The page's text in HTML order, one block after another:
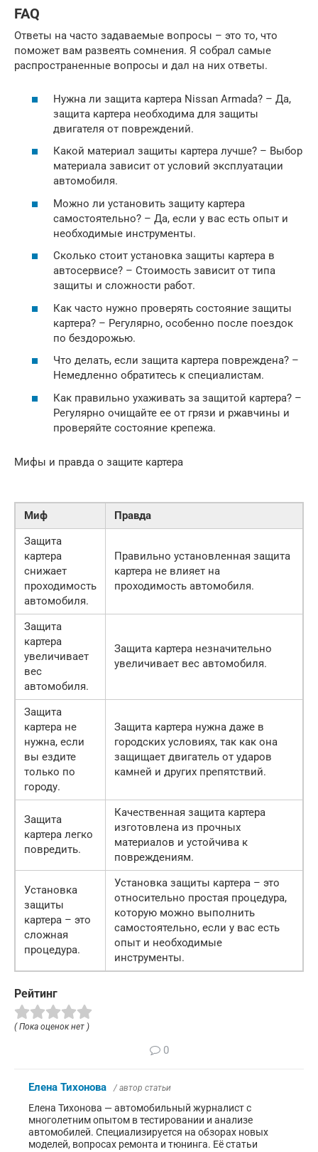
FAQ
Ответы на часто задаваемые вопросы – это то, что
поможет вам развеять сомнения. Я собрал самые
распространенные вопросы и дал на них ответы.
Нужна ли защита картера Nissan Armada? – Да,
защита картера необходима для защиты
двигателя от повреждений.
Какой материал защиты картера лучше? – Выбор
материала зависит от условий эксплуатации
автомобиля.
Можно ли установить защиту картера
самостоятельно? – Да, если у вас есть опыт и
необходимые инструменты.
Сколько стоит установка защиты картера в
автосервисе? – Стоимость зависит от типа
защиты и сложности работ.
Как часто нужно проверять состояние защиты
картера? – Регулярно, особенно после поездок
по бездорожью.
Что делать, если защита картера повреждена? –
Немедленно обратитесь к специалистам.
Как правильно ухаживать за защитой картера? –
Регулярно очищайте ее от грязи и ржавчины и
проверяйте состояние крепежа.
Мифы и правда о защите картера
Миф
Правда
Защита
картера
снижает
проходимость
автомобиля.
Правильно установленная защита
картера не влияет на
проходимость автомобиля.
Защита
картера
увеличивает
вес
автомобиля.
Защита картера незначительно
увеличивает вес автомобиля.
Защита
картера не
нужна, если
вы ездите
только по
городу.
Защита картера нужна даже в
городских условиях, так как она
защищает двигатель от ударов
камней и других препятствий.
Защита
картера легко
повредить.
Качественная защита картера
изготовлена из прочных
материалов и устойчива к
повреждениям.
Установка
защиты
картера – это
сложная
процедура.
Установка защиты картера – это
относительно простая процедура,
которую можно выполнить
самостоятельно, если у вас есть
опыт и необходимые
инструменты.
Рейтинг
( Пока оценок нет )
0
Елена Тихонова / автор статьи
Елена Тихонова — автомобильный журналист с
многолетним опытом в тестировании и анализе
автомобилей. Специализируется на обзорах новых
моделей, вопросах ремонта и тюнинга. Её статьи